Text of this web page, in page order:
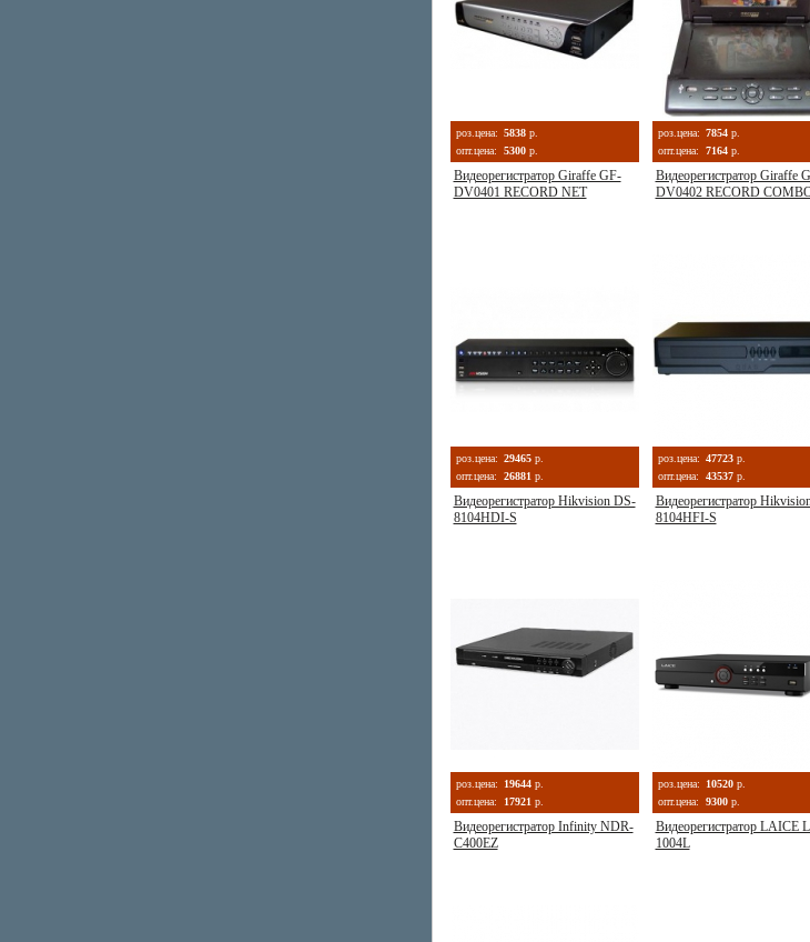
роз.цена: 5838 р.
опт.цена:
5300 р.
Видеорегистратор Giraffe GF-
DV0401 RECORD NET
роз.цена: 7854 р.
опт.цена:
7164 р.
Видеорегистратор Giraffe
DV0402 RECORD
роз.цена: 29465 р.
опт.цена:
26881 р.
Видеорегистратор Hikvision DS-
8104HDI-S
роз.цена: 47723 р.
опт.цена:
43537 р.
Видеорегистратор
8104HFI-S
роз.цена: 19644 р.
опт.цена:
17921 р.
Видеорегистратор Infinity NDR-
C400EZ
роз.цена: 10520 р.
опт.цена:
9300 р.
Видеорегистратор LAICE
1004L